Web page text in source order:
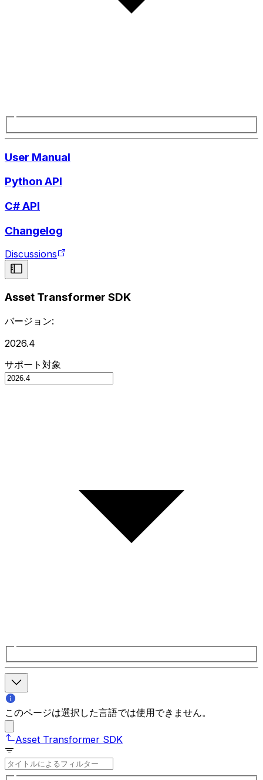
User Manual
Python API
C# API
Changelog
Discussions
Asset Transformer SDK
バージョン:
2026.4
サポート対象
このページは選択した言語では使用できません。
Asset Transformer SDK